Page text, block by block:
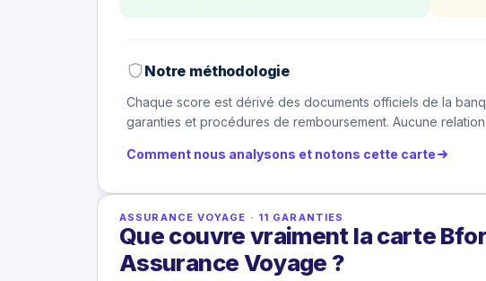
Notre méthodologie
Chaque score est dérivé des documents officiels de la
garanties et procédures de remboursement. Aucune
Comment nous analysons et notons cette carte
ASSURANCE VOYAGE · 11 GARANTIES
Que couvre vraiment la carte
Assurance Voyage ?